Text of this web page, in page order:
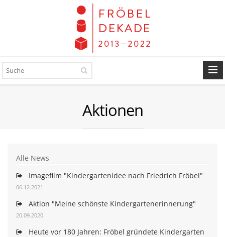
Aktionen
Alle News
Imagefilm "Kindergartenidee nach Friedrich Fröbel"
06.12.2021
Aktion "Meine schönste Kindergartenerinnerung"
20.09.2020
Heute vor 180 Jahren: Fröbel gründete Kindergarten